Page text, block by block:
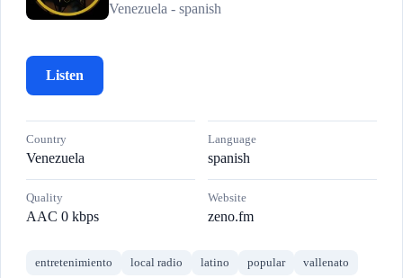
Venezuela - spanish
Listen
Country
Venezuela
Language
spanish
Quality
AAC 0 kbps
Website
zeno.fm
entretenimiento local radio latino popular vallenato